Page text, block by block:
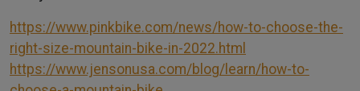
https://www.pinkbike.com/news/how-to-choose-the-
right-size-mountain-bike-in-2022.html
https://www.jensonusa.com/blog/learn/how-to-